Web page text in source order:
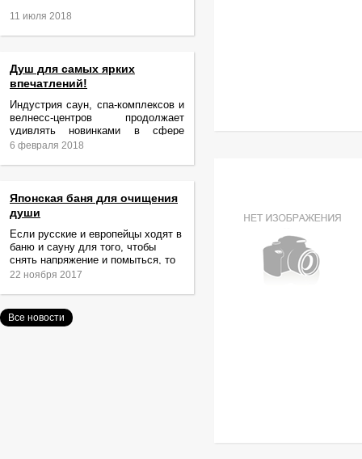
11 июля 2018
Душ для самых ярких
впечатлений!
Индустрия саун, спа-комплексов и
велнесс-центров продолжает
удивлять новинками в сфере
релаксации и ухода за телом.
6 февраля 2018
Японская баня для очищения
души
Если русские и европейцы ходят в
баню и сауну для того, чтобы
снять напряжение и помыться, то
жители Японии идут туда за
22 ноября 2017
Все новости